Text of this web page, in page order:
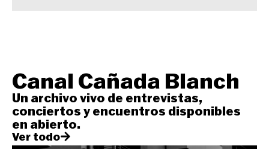
Canal Cañada Blanch
Un archivo vivo de entrevistas,
conciertos y encuentros disponibles
en abierto.
Ver todo